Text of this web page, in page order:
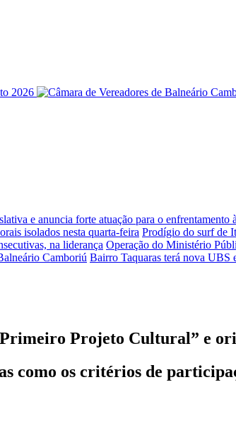
e anuncia forte atuação para o enfrentamento
isolados nesta quarta-feira Prodígio do surf de
na liderança Operação do Ministério
Camboriú Bairro Taquaras terá nova UBS
Projeto Cultural” e
como os critérios de